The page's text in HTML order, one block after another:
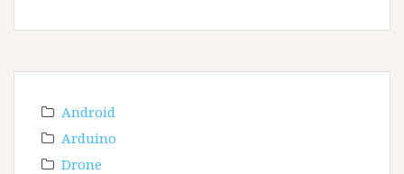
Android
Arduino
Drone